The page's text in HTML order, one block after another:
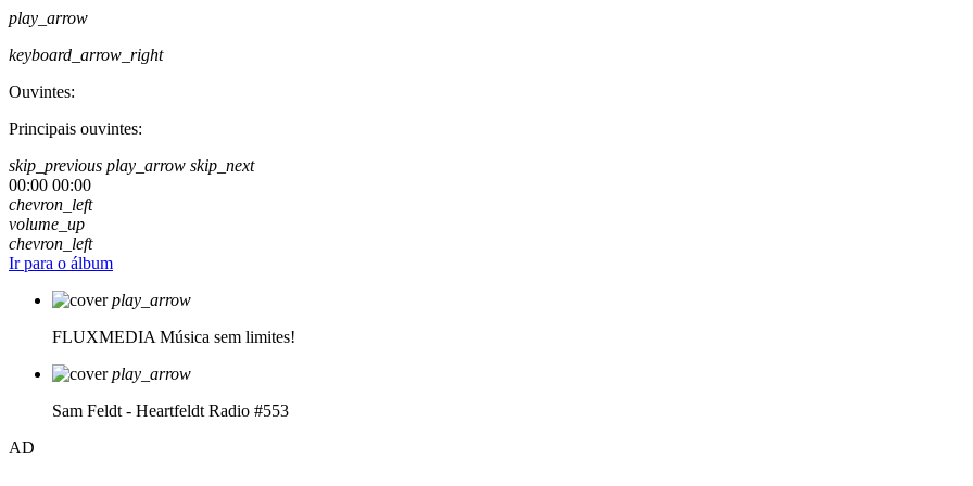
play_arrow
keyboard_arrow_right
Ouvintes:
Principais ouvintes:
skip_previous play_arrow skip_next
00:00 00:00
chevron_left
volume_up
chevron_left
Ir para o álbum
play_arrow
FLUXMEDIA Música sem limites!
play_arrow
Sam Feldt - Heartfeldt Radio #553
AD